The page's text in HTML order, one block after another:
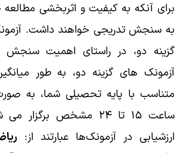
برای آنکه به کیفیت و اثربخشی مطالعه
به سنجش تدریجی خواهند داشت.
گزینه دو، در راستای اهمیت سنجش
آزمونک های گزینه دو، به طور
متناسب با پایه تحصیلی شما، به
ساعت ۱۵ تا ۲۴ مشخص
ارزشیابی در آزمونک‌ها عبارتند از: